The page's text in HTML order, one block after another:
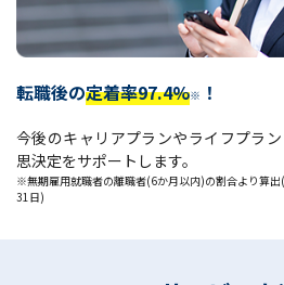
転職後の定着率97.4%※ ！
今後のキャリアプランやライフプラ
思決定をサポートします。
※無期雇用就職者の離職者(6か月以内)の割合より算
31日)